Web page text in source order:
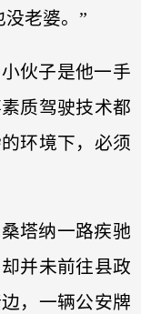
老婆。”
伙子是他一手
质驾驶技术都
环境下，必须
塔纳一路疾驰
并未前往县政
，一辆公安牌